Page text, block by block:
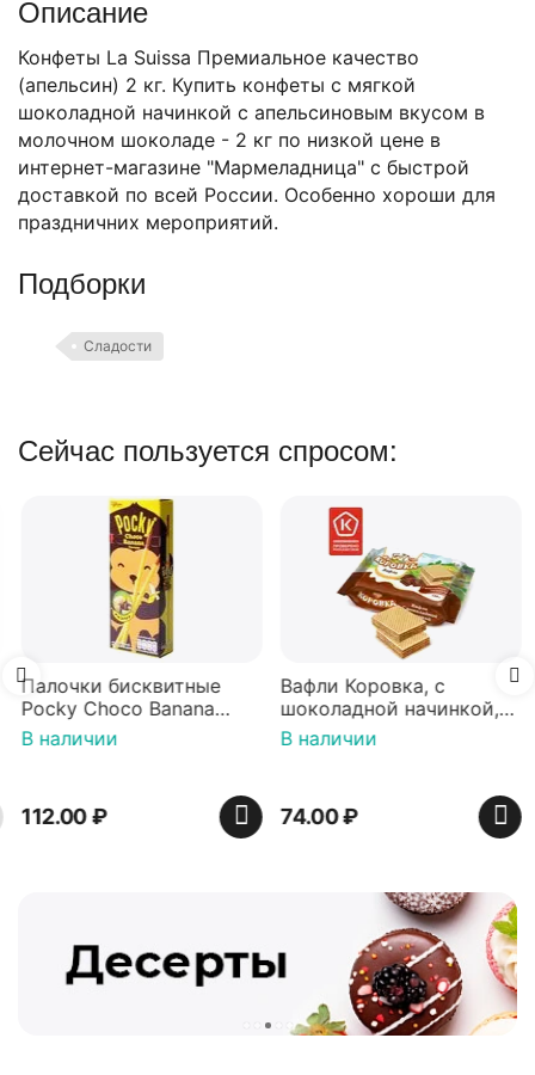
Описание
Конфеты La Suissa Премиальное качество
(апельсин) 2 кг. Купить конфеты с мягкой
шоколадной начинкой с апельсиновым вкусом в
молочном шоколаде - 2 кг по низкой цене в
интернет-магазине "Мармеладница" с быстрой
доставкой по всей России. Особенно хороши для
праздничних мероприятий.
Подборки
Сладости
Сейчас пользуется спросом:
Палочки бисквитные
Pocky Choco Banana
25гр
В наличии
112.00 ₽
Вафли Коровка, c
шоколадной начинкой,
150 г
В наличии
74.00 ₽